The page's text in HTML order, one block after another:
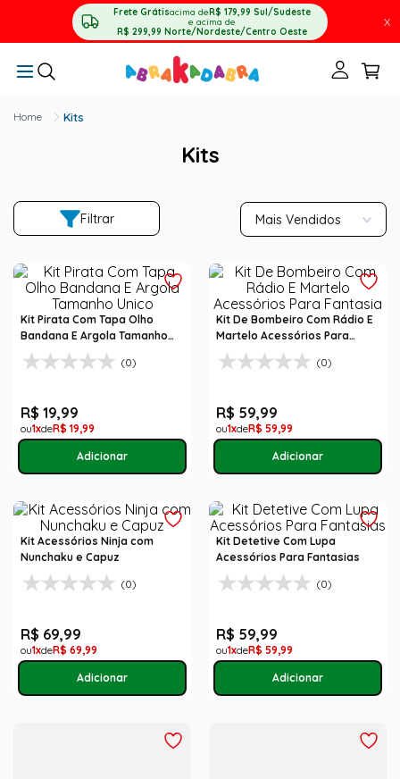
Frete Grátisacima deR$ 179,99 Sul/Sudeste
e acima de
R$ 299,99 Norte/Nordeste/Centro Oeste
X
Kits
Kits
Filtrar Mais Vendidos
Kit Pirata Com Tapa Olho
Bandana E Argola Tamanho
Unico
(0)
R$ 19,99
1 R$ 19,99
Kit De Bombeiro Com Rádio E
Martelo Acessórios Para
Fantasia
(0)
R$ 59,99
1 R$ 59,99
Kit Acessórios Ninja com
Nunchaku e Capuz
(0)
R$ 69,99
1 R$ 69,99
Kit Detetive Com Lupa
Acessórios Para Fantasias
(0)
R$ 59,99
1 R$ 59,99